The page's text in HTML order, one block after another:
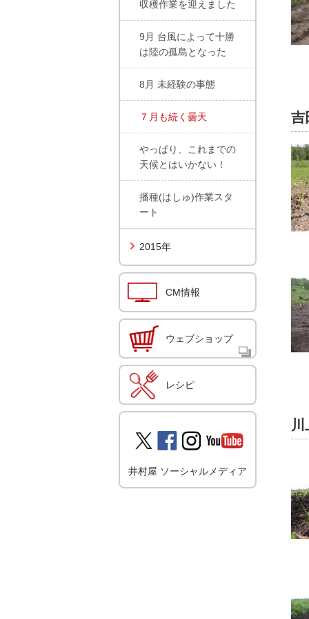
収穫作業を迎えました
9月 台風によって十勝
は陸の孤島となった
8月 未経験の事態
７月も続く曇天
やっぱり、これまでの
天候とはいかない！
播種(はしゅ)作業スタ
ート
2015年
CM情報
ウェブショップ
レシピ
井村屋 ソーシャルメディア
吉